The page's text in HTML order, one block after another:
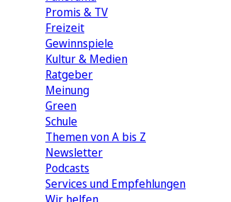
Promis & TV
Freizeit
Gewinnspiele
Kultur & Medien
Ratgeber
Meinung
Green
Schule
Themen von A bis Z
Newsletter
Podcasts
Services und Empfehlungen